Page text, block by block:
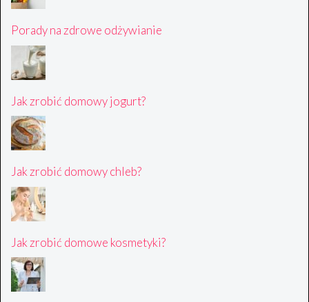
Porady na zdrowe odżywianie
Jak zrobić domowy jogurt?
Jak zrobić domowy chleb?
Jak zrobić domowe kosmetyki?